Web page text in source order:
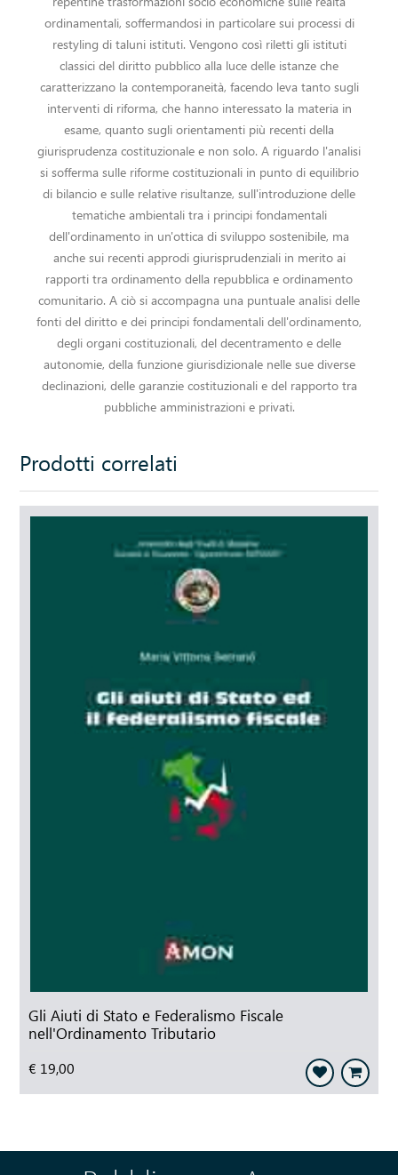
ordinamentali, soffermandosi in particolare sui processi di
restyling di taluni istituti. Vengono così riletti gli istituti
classici del diritto pubblico alla luce delle istanze che
caratterizzano la contemporaneità, facendo leva tanto sugli
interventi di riforma, che hanno interessato la materia in
esame, quanto sugli orientamenti più recenti della
giurisprudenza costituzionale e non solo. A riguardo l'analisi
si sofferma sulle riforme costituzionali in punto di equilibrio
di bilancio e sulle relative risultanze, sull'introduzione delle
tematiche ambientali tra i principi fondamentali
dell'ordinamento in un'ottica di sviluppo sostenibile, ma
anche sui recenti approdi giurisprudenziali in merito ai
rapporti tra ordinamento della repubblica e ordinamento
comunitario. A ciò si accompagna una puntuale analisi delle
fonti del diritto e dei principi fondamentali dell'ordinamento,
degli organi costituzionali, del decentramento e delle
autonomie, della funzione giurisdizionale nelle sue diverse
declinazioni, delle garanzie costituzionali e del rapporto tra
pubbliche amministrazioni e privati.
Prodotti correlati
Gli Aiuti di Stato e Federalismo Fiscale
nell'Ordinamento Tributario
€ 19,00